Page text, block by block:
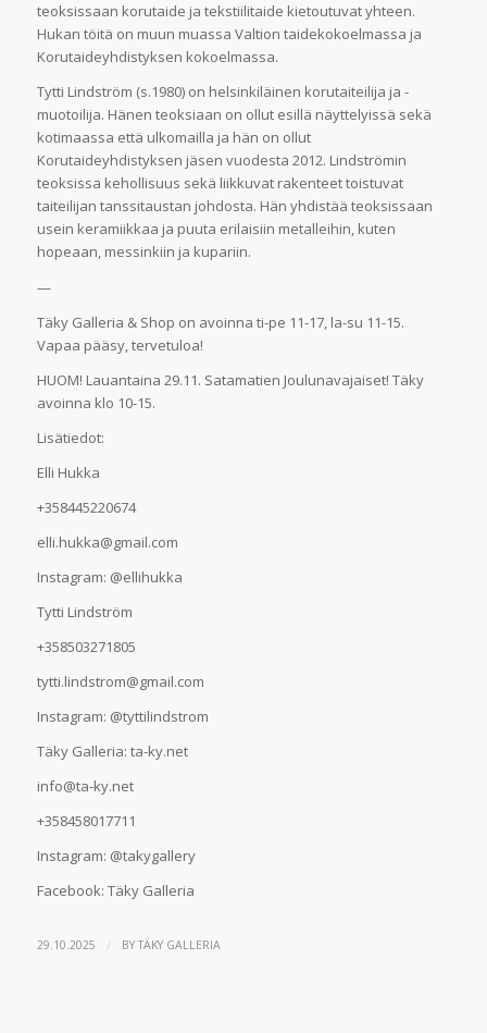
teoksissaan korutaide ja tekstiilitaide kietoutuvat yhteen.
Hukan töitä on muun muassa Valtion taidekokoelmassa ja
Korutaideyhdistyksen kokoelmassa.
Tytti Lindström (s.1980) on helsinkiläinen korutaiteilija ja -
muotoilija. Hänen teoksiaan on ollut esillä näyttelyissä sekä
kotimaassa että ulkomailla ja hän on ollut
Korutaideyhdistyksen jäsen vuodesta 2012. Lindströmin
teoksissa kehollisuus sekä liikkuvat rakenteet toistuvat
taiteilijan tanssitaustan johdosta. Hän yhdistää teoksissaan
usein keramiikkaa ja puuta erilaisiin metalleihin, kuten
hopeaan, messinkiin ja kupariin.
—
Täky Galleria & Shop on avoinna ti-pe 11-17, la-su 11-15.
Vapaa pääsy, tervetuloa!
HUOM! Lauantaina 29.11. Satamatien Joulunavajaiset! Täky
avoinna klo 10-15.
Lisätiedot:
Elli Hukka
+358445220674
elli.hukka@gmail.com
Instagram: @ellihukka
Tytti Lindström
+358503271805
tytti.lindstrom@gmail.com
Instagram: @tyttilindstrom
Täky Galleria: ta-ky.net
info@ta-ky.net
+358458017711
Instagram: @takygallery
Facebook: Täky Galleria
29.10.2025 / BYTÄKY GALLERIA